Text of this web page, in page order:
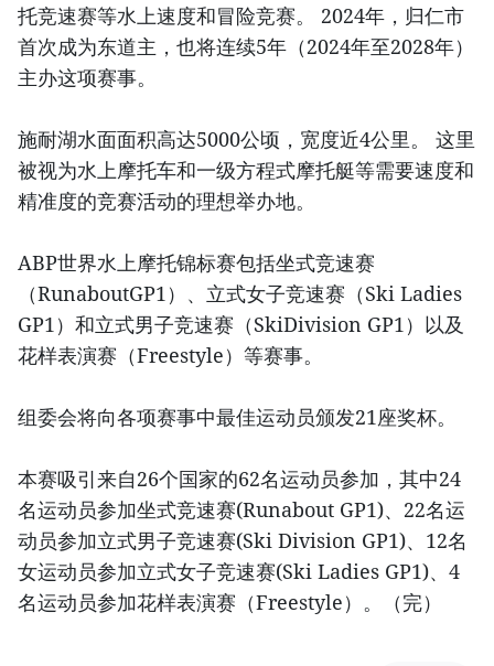
托竞速赛等水上速度和冒险竞赛。 2024年，归仁市
首次成为东道主，也将连续5年（2024年至2028年）
主办这项赛事。
施耐湖水面面积高达5000公顷，宽度近4公里。 这里
被视为水上摩托车和一级方程式摩托艇等需要速度和
精准度的竞赛活动的理想举办地。
ABP世界水上摩托锦标赛包括坐式竞速赛
（RunaboutGP1）、立式女子竞速赛（Ski Ladies
GP1）和立式男子竞速赛（SkiDivision GP1）以及
花样表演赛（Freestyle）等赛事。
组委会将向各项赛事中最佳运动员颁发21座奖杯。
本赛吸引来自26个国家的62名运动员参加，其中24
名运动员参加坐式竞速赛(Runabout GP1)、22名运
动员参加立式男子竞速赛(Ski Division GP1)、12名
女运动员参加立式女子竞速赛(Ski Ladies GP1)、4
名运动员参加花样表演赛（Freestyle）。（完）